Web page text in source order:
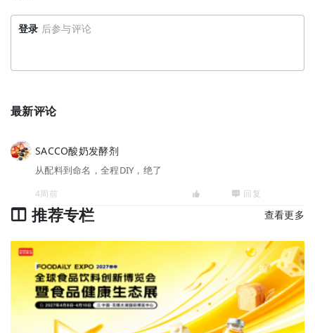
登录 后参与评论
最新评论
SACCO酸奶发酵剂
从配料到命名，全程DIY，绝了
4周前 回复
推荐专栏 查看更多